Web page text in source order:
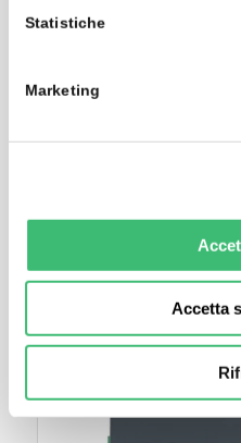
Statistiche
Marketing
Accetta
Pulse acquisition module